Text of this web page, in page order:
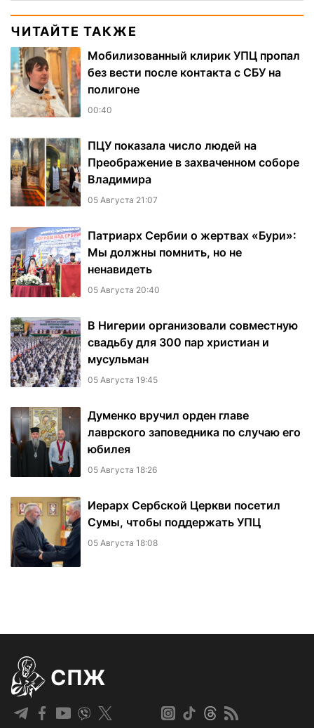
ЧИТАЙТЕ ТАКЖЕ
Мобилизованный клирик УПЦ пропал
без вести после контакта с СБУ на
полигоне
00:40
ПЦУ показала число людей на
Преображение в захваченном соборе
Владимира
05 Августа 21:07
Патриарх Сербии о жертвах «Бури»:
Мы должны помнить, но не
ненавидеть
05 Августа 20:40
В Нигерии организовали совместную
свадьбу для 300 пар христиан и
мусульман
05 Августа 19:45
Думенко вручил орден главе
лаврского заповедника по случаю его
юбилея
05 Августа 18:26
Иерарх Сербской Церкви посетил
Сумы, чтобы поддержать УПЦ
05 Августа 18:08
СПЖ